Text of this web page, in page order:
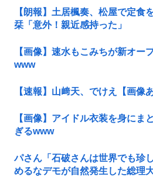
【朗報】土居楓奏、松屋で定
栞「意外！親近感持った」
【画像】速水もこみちが新オー
www
【速報】山﨑天、でけえ【画像あ
【画像】アイドル衣装を身にま
ぎるwww
パさん「石破さんは世界でも珍
めるなデモが自然発生した総理